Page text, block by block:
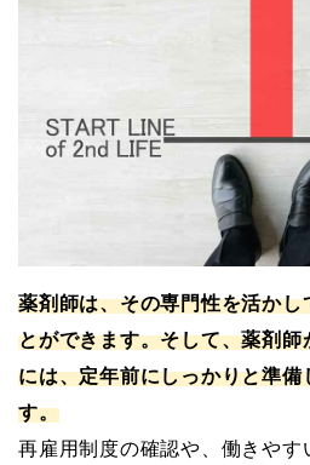
薬剤師は、その専門性を活か
とができます。そして、薬剤
には、定年前にしっかりと準
す。
再雇用制度の確認や、働きやす